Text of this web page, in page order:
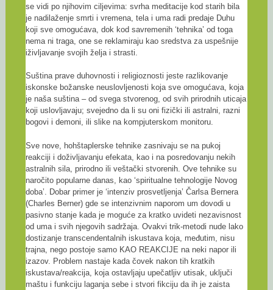
se vidi po njihovim ciljevima: svrha meditacije kod starih bila
je nadilaženje smrti i vremena, tela i uma radi predaje Duhu
koji sve omogućava, dok kod savremenih ‘tehnika’ od toga
nema ni traga, one se reklamiraju kao sredstva za uspešnije
iživljavanje svojih želja i strasti.
Suština prave duhovnosti i religioznosti jeste razlikovanje
iskonske božanske neuslovljenosti koja sve omogućava, koja
je naša suština – od svega stvorenog, od svih prirodnih uticaja
koji uslovljavaju; svejedno da li su oni fizički ili astralni, razni
bogovi i demoni, ili slike na kompjuterskom monitoru.
Sve nove, hohštaplerske tehnike zasnivaju se na pukoj
reakciji i doživljavanju efekata, kao i na posredovanju nekih
astralnih sila, prirodno ili veštački stvorenih. Ove tehnike su
naročito popularne danas, kao ‘spiritualne tehnologije Novog
doba’. Dobar primer je ‘intenziv prosvetljenja’ Čarlsa Bernera
(Charles Berner) gde se intenzivnim naporom um dovodi u
pasivno stanje kada je moguće za kratko uvideti nezavisnost
od uma i svih njegovih sadržaja. Ovakvi trik-metodi nude lako
dostizanje transcendentalnih iskustava koja, međutim, nisu
trajna, nego postoje samo KAO REAKCIJE na neki napor ili
izazov. Problem nastaje kada čovek nakon tih kratkih
iskustava/reakcija, koja ostavljaju upečatljiv utisak, uključi
maštu i funkciju laganja sebe i stvori fikciju da ih je zaista